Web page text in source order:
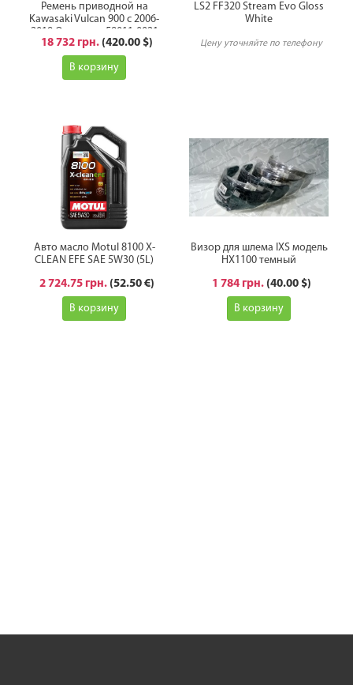
Ремень приводной на
Kawasaki Vulcan 900 с 2006-
2019 Оригинал 59011-0021
18 732 грн. (420.00 $)
В корзину
LS2 FF320 Stream Evo Gloss
White
Цену уточняйте по телефону
Авто масло Motul 8100 X-
CLEAN EFE SAE 5W30 (5L)
2 724.75 грн. (52.50 €)
В корзину
Визор для шлема IXS модель
HX1100 темный
1 784 грн. (40.00 $)
В корзину